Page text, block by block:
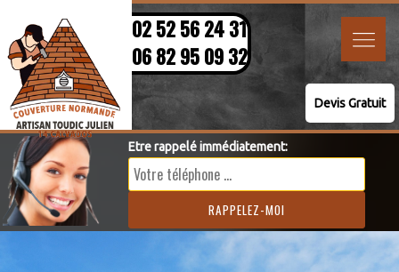
02 52 56 24 31
06 82 95 09 32
Devis Gratuit
Etre rappelé immédiatement: